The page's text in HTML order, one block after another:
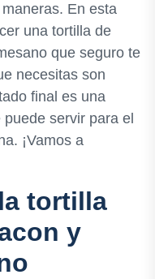
En esta
una tortilla de
que seguro te
necesitas son
final es una
servir para el
¡Vamos a
tortilla
y